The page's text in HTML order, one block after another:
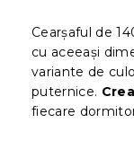
Cearșaful de
cu aceeași
variante de
puternice.
fiecare